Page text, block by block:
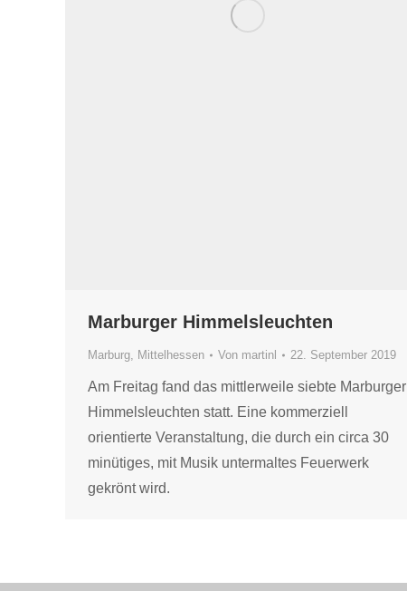
Marburger Himmelsleuchten
Marburg, Mittelhessen Von martinl 22. September 2019
Am Freitag fand das mittlerweile siebte Marburger
Himmelsleuchten statt. Eine kommerziell
orientierte Veranstaltung, die durch ein circa 30
minütiges, mit Musik untermaltes Feuerwerk
gekrönt wird.